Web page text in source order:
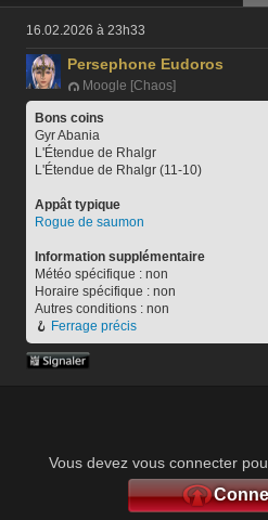
16.02.2026 à 23h33
Persephone Eudoros
Moogle [Chaos]
Bons coins
Gyr Abania
L'Étendue de Rhalgr
L'Étendue de Rhalgr (11-10)
Appât typique
Rogue de saumon
Information supplémentaire
Météo spécifique : non
Horaire spécifique : non
Autres conditions : non
🪝 Ferrage précis
Vous devez vous connecter